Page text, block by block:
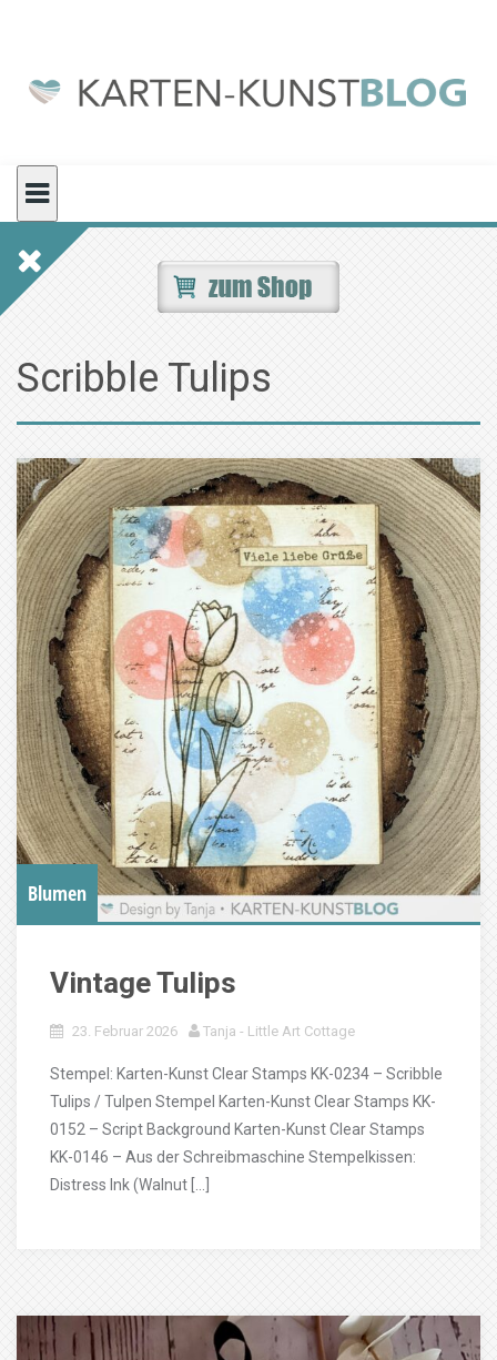
Scribble Tulips
Blumen
Vintage Tulips
23. Februar 2026 Tanja - Little Art Cottage
Stempel: Karten-Kunst Clear Stamps KK-0234 – Scribble
Tulips / Tulpen Stempel Karten-Kunst Clear Stamps KK-
0152 – Script Background Karten-Kunst Clear Stamps
KK-0146 – Aus der Schreibmaschine Stempelkissen:
Distress Ink (Walnut […]